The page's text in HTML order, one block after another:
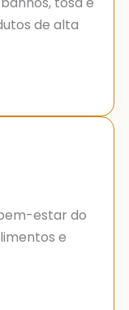
de alta
estar do
e